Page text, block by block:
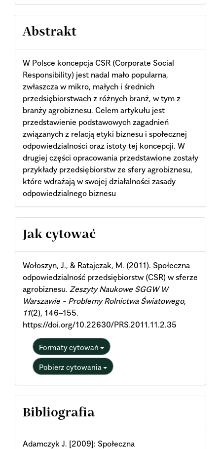
Abstrakt
W Polsce koncepcja CSR (Corporate Social
Responsibility) jest nadal mało popularna,
zwłaszcza w mikro, małych i średnich
przedsiębiorstwach z różnych branż, w tym z
branży agrobiznesu. Celem artykułu jest
przedstawienie podstawowych zagadnień
związanych z relacją etyki biznesu i społecznej
odpowiedzialności oraz istoty tej koncepcji. W
drugiej części opracowania przedstawione zostały
przykłady przedsiębiorstw ze sfery agrobiznesu,
które wdrażają w swojej działalności zasady
odpowiedzialnego biznesu
Article
Details
Jak cytować
Wołoszyn, J., & Ratajczak, M. (2011). Społeczna
odpowiedzialność przedsiębiorstw (CSR) w sferze
agrobiznesu. Zeszyty Naukowe SGGW W
Warszawie - Problemy Rolnictwa Światowego,
11(2), 146–155.
https://doi.org/10.22630/PRS.2011.11.2.35
Formaty cytowań
Pobierz cytowania
Bibliografia
Adamczyk J. [2009]: Społeczna